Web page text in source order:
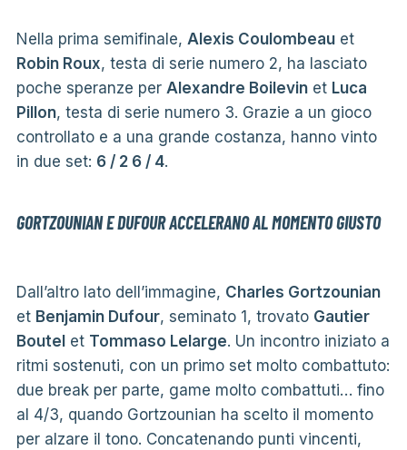
Nella prima semifinale, Alexis Coulombeauet
Robin Roux, testa di serie numero 2, ha lasciato
poche speranze per Alexandre Boilevinet Luca
Pillon, testa di serie numero 3. Grazie a un gioco
controllato e a una grande costanza, hanno vinto
in due set: 6 / 2 6 / 4.
GORTZOUNIAN E DUFOUR ACCELERANO AL MOMENTO GIUSTO
Dall’altro lato dell’immagine, Charles Gortzounian
et Benjamin Dufour, seminato 1, trovato Gautier
Boutelet Tommaso Lelarge. Un incontro iniziato a
ritmi sostenuti, con un primo set molto combattuto:
due break per parte, game molto combattuti… fino
al 4/3, quando Gortzounian ha scelto il momento
per alzare il tono. Concatenando punti vincenti,